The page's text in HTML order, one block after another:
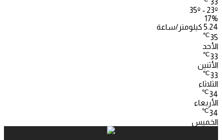
33
35º - 23º
17%
5.24 كيلومتر/ساعة
35
℃
الأحد
33
℃
الأثنين
33
℃
الثلاثاء
34
℃
الأربعاء
34
℃
الخميس